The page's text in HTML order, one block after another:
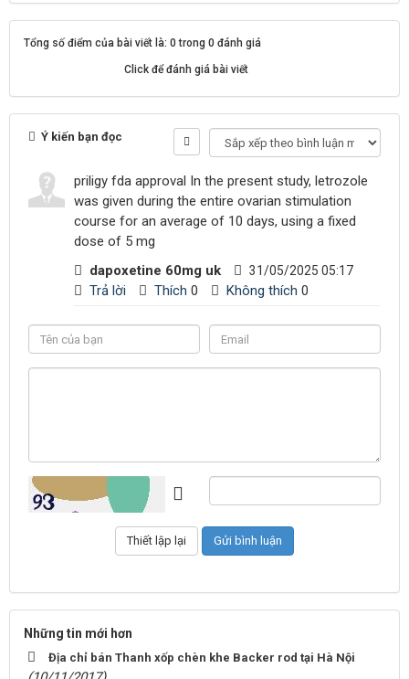
Tổng số điểm của bài viết là: 0 trong 0 đánh giá
Click để đánh giá bài viết
Ý kiến bạn đọc
priligy fda approval In the present study, letrozole
was given during the entire ovarian stimulation
course for an average of 10 days, using a fixed
dose of 5 mg
dapoxetine 60mg uk
31/05/2025 05:17
Trả lời Thích 0 Không thích 0
Những tin mới hơn
Địa chỉ bán Thanh xốp chèn khe Backer rod tại Hà Nội